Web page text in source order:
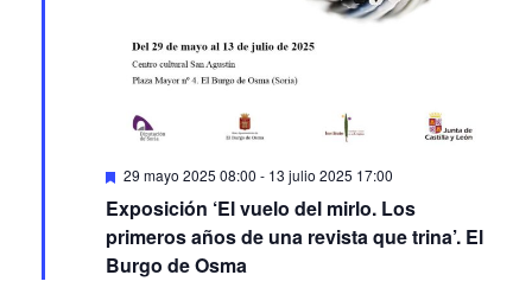
Featured
29 mayo 2025 08:00 - 13 julio 2025 17:00
Exposición ‘El vuelo del mirlo. Los
primeros años de una revista que trina’. El
Burgo de Osma